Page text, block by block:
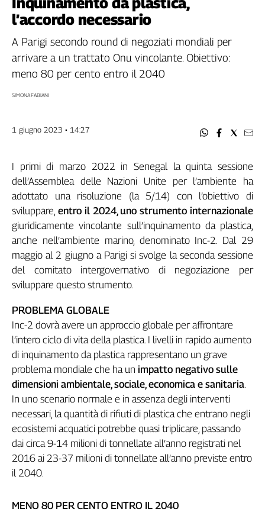
Filcams
Filctem
Fillea
Flai
Fp
Slc
Spi
Inca
Caaf
Speciali
G8
di
il
della
ragione
120
anni
Cgil
Collettiva
Academy
Collettiva
Play
Rubriche
Collettiva
Talk
settimana
l’accordo necessario
A Parigi secondo round di negoziati mondiali per
arrivare a un trattato Onu vincolante. Obiettivo:
meno 80 per cento entro il 2040
SIMONA FABIANI
1 giugno 2023 • 14:27
I primi di marzo 2022 in Senegal la quinta sessione
dell’Assemblea delle Nazioni Unite per l’ambiente ha
adottato una risoluzione (la 5/14) con l’obiettivo di
sviluppare, entro il 2024, uno strumento internazionale
giuridicamente vincolante sull’inquinamento da plastica,
anche nell’ambiente marino, denominato Inc-2. Dal 29
maggio al 2 giugno a Parigi si svolge la seconda sessione
del comitato intergovernativo di negoziazione per
sviluppare questo strumento.
PROBLEMA GLOBALE
Inc-2 dovrà avere un approccio globale per affrontare
l’intero ciclo di vita della plastica. I livelli in rapido aumento
di inquinamento da plastica rappresentano un grave
problema mondiale che ha un impatto negativo sulle
dimensioni ambientale, sociale, economica e sanitaria.
In uno scenario normale e in assenza degli interventi
necessari, la quantità di rifiuti di plastica che entrano negli
ecosistemi acquatici potrebbe quasi triplicare, passando
dai circa 9-14 milioni di tonnellate all’anno registrati nel
2016 ai 23-37 milioni di tonnellate all’anno previste entro
il 2040.
MENO 80 PER CENTO ENTRO IL 2040